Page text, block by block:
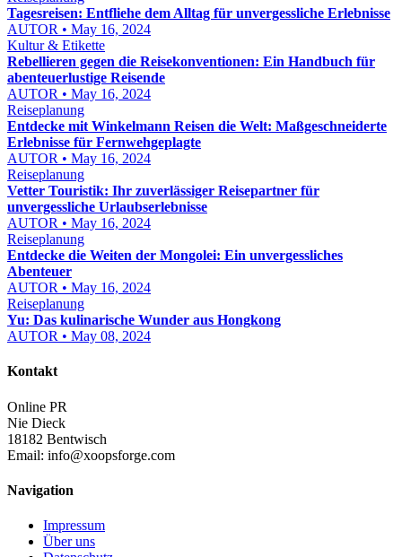
Tagesreisen: Entfliehe dem Alltag für unvergessliche Erlebnisse
AUTOR • May 16, 2024
Kultur & Etikette
Rebellieren gegen die Reisekonventionen: Ein Handbuch für
abenteuerlustige Reisende
AUTOR • May 16, 2024
Reiseplanung
Entdecke mit Winkelmann Reisen die Welt: Maßgeschneiderte
Erlebnisse für Fernwehgeplagte
AUTOR • May 16, 2024
Reiseplanung
Vetter Touristik: Ihr zuverlässiger Reisepartner für
unvergessliche Urlaubserlebnisse
AUTOR • May 16, 2024
Reiseplanung
Entdecke die Weiten der Mongolei: Ein unvergessliches
Abenteuer
AUTOR • May 16, 2024
Reiseplanung
Yu: Das kulinarische Wunder aus Hongkong
AUTOR • May 08, 2024
Kontakt
Online PR
Nie Dieck
18182 Bentwisch
Email: info@xoopsforge.com
Navigation
Impressum
Über uns